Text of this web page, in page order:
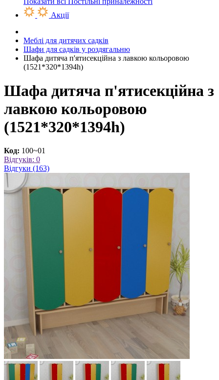
Акції
Меблі для дитячих садків
Шафи для садків у роздягальню
Шафа дитяча п'ятисекційна з лавкою кольоровою
(1521*320*1394h)
Шафа дитяча п'ятисекційна з
лавкою кольоровою
(1521*320*1394h)
Код: 100~01
Відгуків: 0
Відгуки (163)